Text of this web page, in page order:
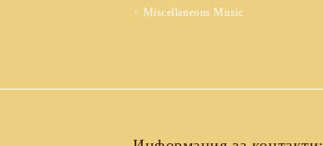
Miscellaneous Music